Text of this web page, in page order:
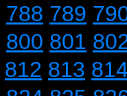
788 789
800 801
812 813